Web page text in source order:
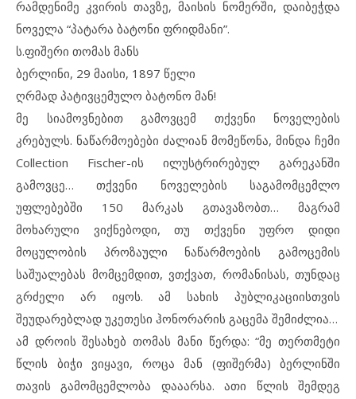
რამდენიმე კვირის თავზე, მაისის ნომერში, დაიბეჭდა
ნოველა “პატარა ბატონი ფრიდმანი”.
ს.ფიშერი თომას მანს
ბერლინი, 29 მაისი, 1897 წელი
ღრმად პატივცემულო ბატონო მან!
მე სიამოვნებით გამოვცემ თქვენი ნოველების
კრებულს. ნაწარმოებები ძალიან მომეწონა, მინდა ჩემი
Collection Fischer-ის ილუსტრირებულ გარეკანში
გამოვცე… თქვენი ნოველების საგამომცემლო
უფლებებში 150 მარკას გთავაზობთ… მაგრამ
მოხარული ვიქნებოდი, თუ თქვენი უფრო დიდი
მოცულობის პროზაული ნაწარმოების გამოცემის
საშუალებას მომცემდით, ვთქვათ, რომანისას, თუნდაც
გრძელი არ იყოს. ამ სახის პუბლიკაციისთვის
შეუდარებლად უკეთესი ჰონორარის გაცემა შემიძლია…
ამ დროის შესახებ თომას მანი წერდა: “მე თერთმეტი
წლის ბიჭი ვიყავი, როცა მან (ფიშერმა) ბერლინში
თავის გამომცემლობა დააარსა. ათი წლის შემდეგ